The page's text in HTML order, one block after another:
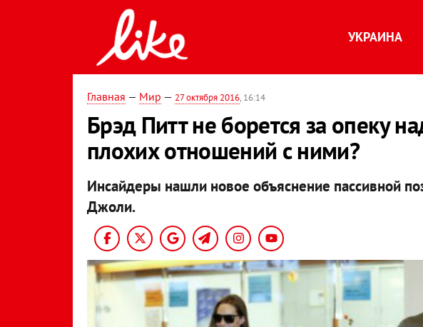
УКРАИНА
Главная — Мир — 27 октября 2016, 16:14
Брэд Питт не борется за опеку
плохих отношений с ними?
Инсайдеры нашли новое объяснение пассивной
Джоли.